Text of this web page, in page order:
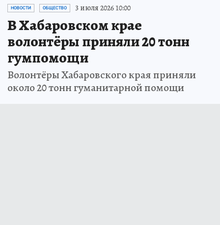
НОВОСТИ ОБЩЕСТВО 3 июля 2026 10:00
В Хабаровском крае
волонтёры приняли 20 тонн
гумпомощи
Волонтёры Хабаровского края приняли
около 20 тонн гуманитарной помощи